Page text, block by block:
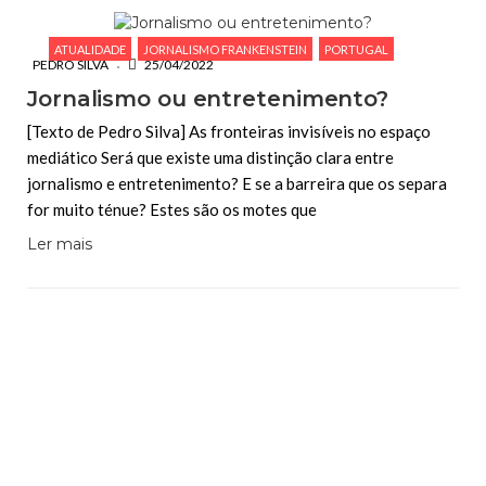
ATUALIDADE JORNALISMO FRANKENSTEIN PORTUGAL
PEDRO SILVA 25/04/2022
Jornalismo ou entretenimento?
[Texto de Pedro Silva] As fronteiras invisíveis no espaço
mediático Será que existe uma distinção clara entre
jornalismo e entretenimento? E se a barreira que os separa
for muito ténue? Estes são os motes que
Ler mais